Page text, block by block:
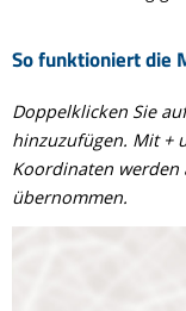
So funktioniert die
Doppelklicken Sie
hinzuzufügen. Mit +
Koordinaten
übernommen.